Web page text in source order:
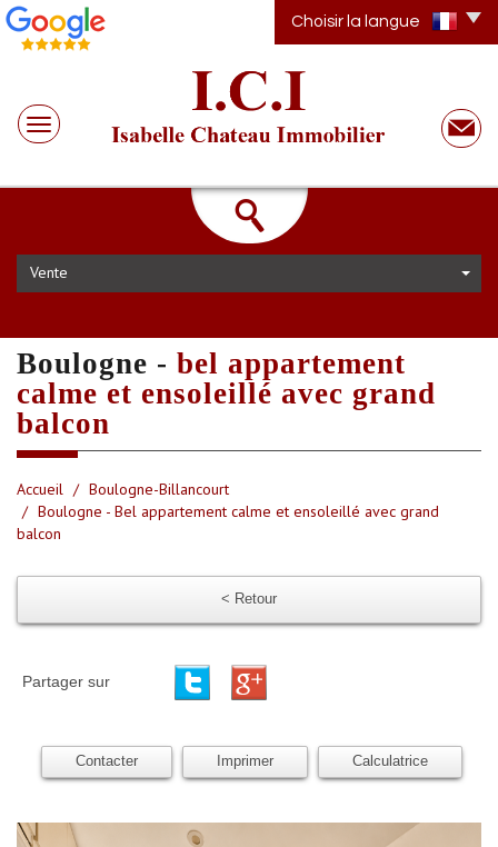
Choisir la langue
Vente
boulogne - bel appartement
calme et ensoleillé avec grand
balcon
Accueil
Boulogne-Billancourt
Boulogne - Bel appartement calme et ensoleillé avec grand
balcon
< Retour
Partager sur
Contacter Imprimer Calculatrice